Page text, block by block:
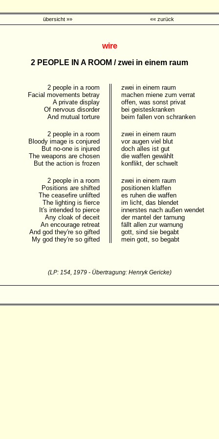
übersicht »» «« zurück
wire
2 PEOPLE IN A ROOM / zwei in einem raum
2 people in a room
Facial movements betray
A private display
Of nervous disorder
And mutual torture
zwei in einem raum
machen miene zum verrat
offen, was sonst privat
bei geisteskranken
beim fallen von schranken
2 people in a room
Bloody image is conjured
But no-one is injured
The weapons are chosen
But the action is frozen
zwei in einem raum
vor augen viel blut
doch alles ist gut
die waffen gewählt
konflikt, der schwelt
2 people in a room
Positions are shifted
The ceasefire unlifted
The lighting is fierce
It′s intended to pierce
Any cloak of deceit
An encourage retreat
And god they′re so gifted
My god they′re so gifted
zwei in einem raum
positionen klaffen
es ruhen die waffen
im licht, das blendet
innerstes nach außen wendet
der mantel der tarnung
fällt allen zur warnung
gott, sind sie begabt
mein gott, so begabt
(LP: 154, 1979 - Übertragung: Henryk Gericke)